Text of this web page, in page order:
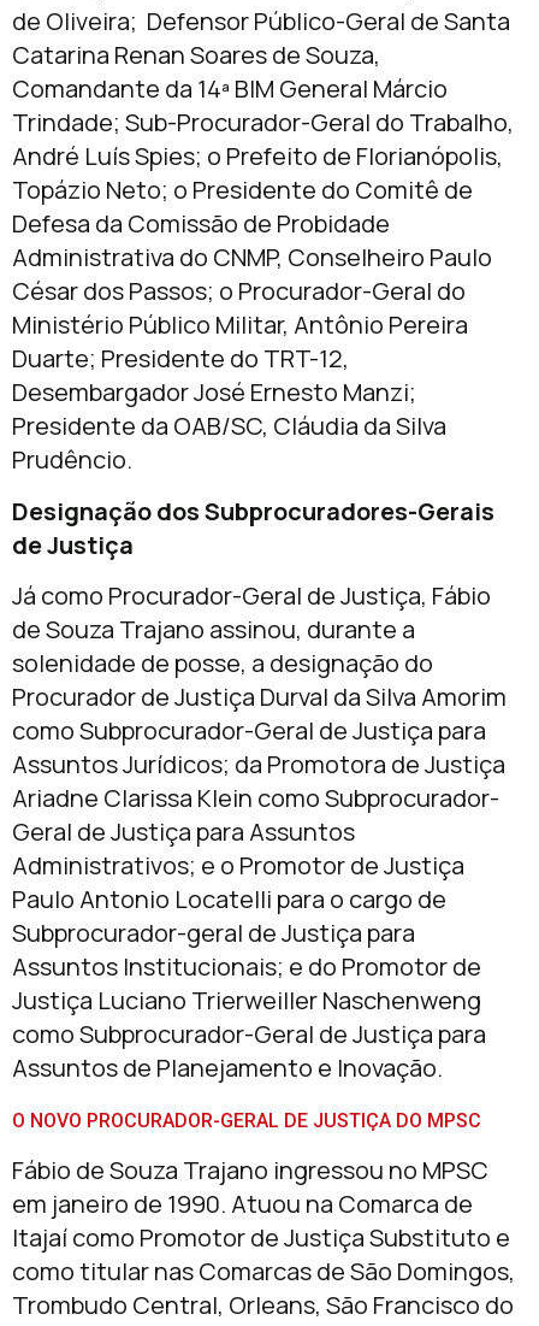
de Oliveira; Defensor Público-Geral de Santa
Catarina Renan Soares de Souza,
Comandante da 14ª BIM General Márcio
Trindade; Sub-Procurador-Geral do Trabalho,
André Luís Spies; o Prefeito de Florianópolis,
Topázio Neto; o Presidente do Comitê de
Defesa da Comissão de Probidade
Administrativa do CNMP, Conselheiro Paulo
César dos Passos; o Procurador-Geral do
Ministério Público Militar, Antônio Pereira
Duarte; Presidente do TRT-12,
Desembargador José Ernesto Manzi;
Presidente da OAB/SC, Cláudia da Silva
Prudêncio.
Designação dos Subprocuradores-Gerais
de Justiça
Já como Procurador-Geral de Justiça, Fábio
de Souza Trajano assinou, durante a
solenidade de posse, a designação do
Procurador de Justiça Durval da Silva Amorim
como Subprocurador-Geral de Justiça para
Assuntos Jurídicos; da Promotora de Justiça
Ariadne Clarissa Klein como Subprocurador-
Geral de Justiça para Assuntos
Administrativos; e o Promotor de Justiça
Paulo Antonio Locatelli para o cargo de
Subprocurador-geral de Justiça para
Assuntos Institucionais; e do Promotor de
Justiça Luciano Trierweiller Naschenweng
como Subprocurador-Geral de Justiça para
Assuntos de Planejamento e Inovação.
O NOVO PROCURADOR-GERAL DE JUSTIÇA DO MPSC
Fábio de Souza Trajano ingressou no MPSC
em janeiro de 1990. Atuou na Comarca de
Itajaí como Promotor de Justiça Substituto e
como titular nas Comarcas de São Domingos,
Trombudo Central, Orleans, São Francisco do